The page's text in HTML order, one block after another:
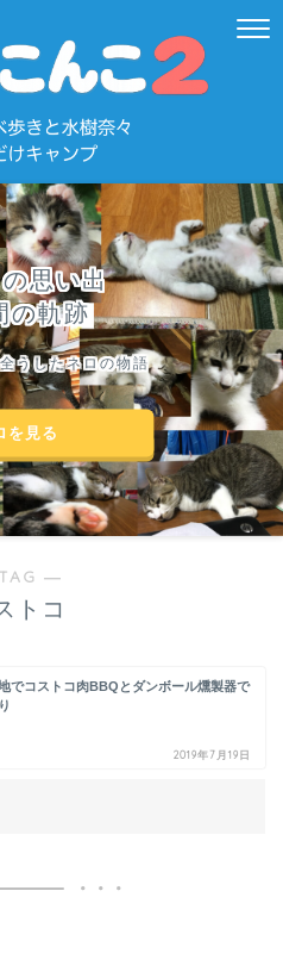
思い出
の軌跡
うしたネロの物語
を見る
―
トコ
でコストコ肉BBQとダンボール燻製器で
2019年7月19日